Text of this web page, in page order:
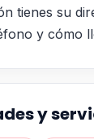
tienes su
y cómo
y